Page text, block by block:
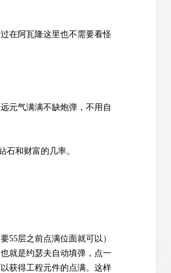
在阿瓦隆这里也不需要看怪
元气满满不缺炮弹，不用自
石和财富的几率。
55层之前点满位面就可以）
就是约瑟夫自动填弹，点一
获得工程元件的点满。这样